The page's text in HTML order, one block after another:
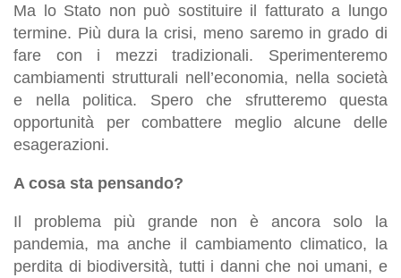
Ma lo Stato non può sostituire il fatturato a lungo
termine. Più dura la crisi, meno saremo in grado di
fare con i mezzi tradizionali. Sperimenteremo
cambiamenti strutturali nell’economia, nella società
e nella politica. Spero che sfrutteremo questa
opportunità per combattere meglio alcune delle
esagerazioni.
A cosa sta pensando?
Il problema più grande non è ancora solo la
pandemia, ma anche il cambiamento climatico, la
perdita di biodiversità, tutti i danni che noi umani, e